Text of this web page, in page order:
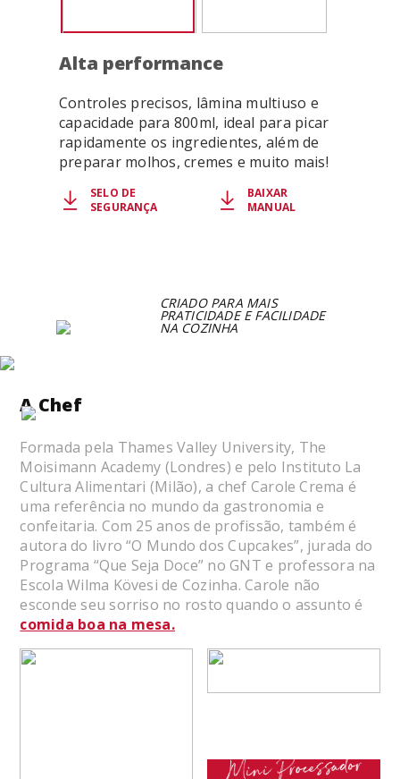
Alta performance
Controles precisos, lâmina multiuso e
capacidade para 800ml, ideal para picar
rapidamente os ingredientes, além de
preparar molhos, cremes e muito mais!
SELO DE
SEGURANÇA
BAIXAR
MANUAL
CRIADO PARA MAIS
PRATICIDADE E FACILIDADE
NA COZINHA
A Chef
Formada pela Thames Valley University, The
Moisimann Academy (Londres) e pelo Instituto La
Cultura Alimentari (Milão), a chef Carole Crema é
uma referência no mundo da gastronomia e
confeitaria. Com 25 anos de profissão, também é
autora do livro “O Mundo dos Cupcakes”, jurada do
Programa “Que Seja Doce” no GNT e professora na
Escola Wilma Kövesi de Cozinha. Carole não
esconde seu sorriso no rosto quando o assunto é
comida boa na mesa.